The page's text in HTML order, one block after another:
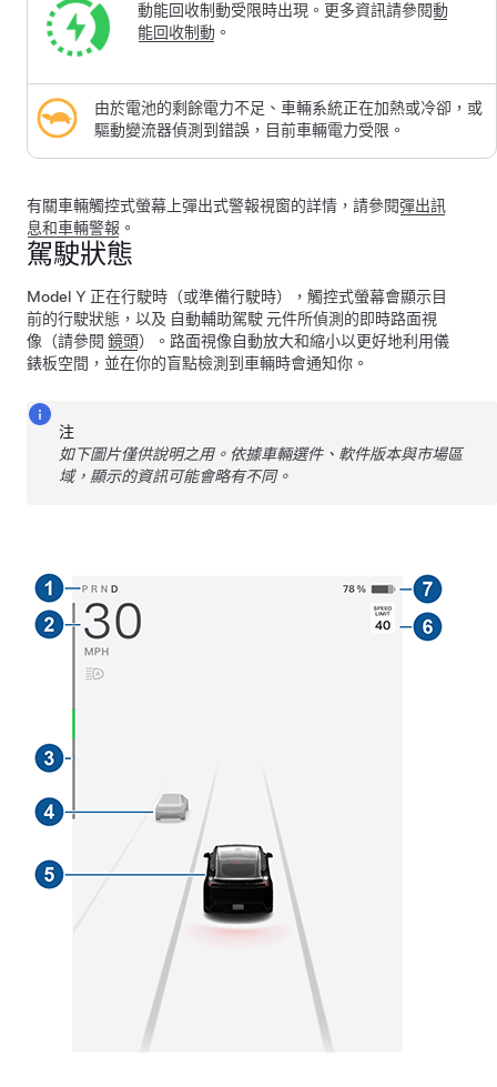
動能回收制動受限時出現。更多資訊請參閱動
能回收制動 。
由於電池的剩餘電力不足、車輛系統正在加熱或冷卻，或
驅動變流器偵測到錯誤，目前車輛電力受限。
有關車輛觸控式螢幕上彈出式警報視窗的詳情，請參閱彈出訊
息和車輛警報 。
駕駛狀態
Model Y 正在行駛時（或準備行駛時），觸控式螢幕會顯示目
前的行駛狀態，以及 自動輔助駕駛元件所偵測的即時路面視
像（請參閱 鏡頭）。路面視像自動放大和縮小以更好地利用儀
錶板空間，並在你的盲點檢測到車輛時會通知你。
注
如下圖片僅供說明之用。依據車輛選件、軟件版本與市場區
域，顯示的資訊可能會略有不同。